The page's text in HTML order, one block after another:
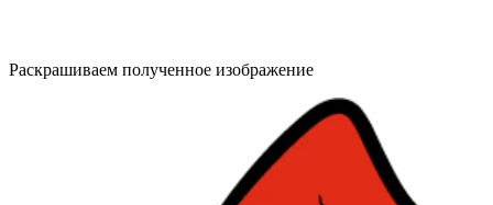
Раскрашиваем полученное изображение